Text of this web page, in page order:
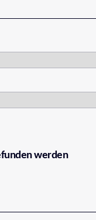
werden